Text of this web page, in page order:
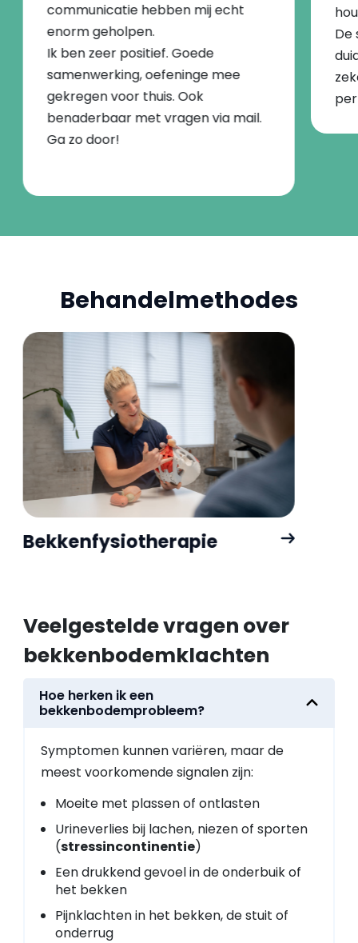
communicatie hebben mij echt
enorm geholpen.
Ik ben zeer positief. Goede
samenwerking, oefeninge mee
gekregen voor thuis. Ook
benaderbaar met vragen via mail.
Ga zo door!
De
Behandelmethodes
Bekkenfysiotherapie
Veelgestelde vragen over
bekkenbodemklachten
Hoe herken ik een
bekkenbodemprobleem?
Symptomen kunnen variëren, maar de
meest voorkomende signalen zijn:
Moeite met plassen of ontlasten
Urineverlies bij lachen, niezen of sporten
(stressincontinentie)
Een drukkend gevoel in de onderbuik of
het bekken
Pijnklachten in het bekken, de stuit of
onderrug